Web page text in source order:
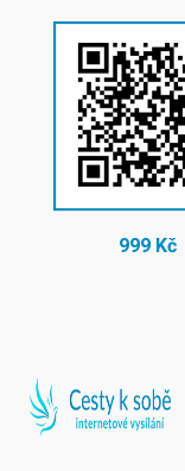
999 Kč